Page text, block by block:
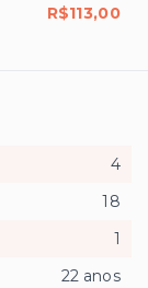
R$113,00
4
18
1
22 anos